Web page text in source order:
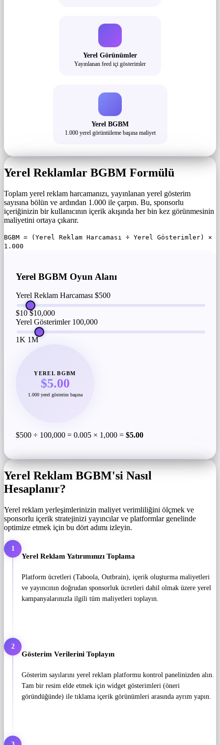
Yerel Görünümler
Yayınlanan feed içi gösterimler
Yerel BGBM
1.000 yerel görüntüleme başına maliyet
Yerel Reklamlar BGBM Formülü
Toplam yerel reklam harcamanızı, yayınlanan yerel gösterim
sayısına bölün ve ardından 1.000 ile çarpın. Bu, sponsorlu
içeriğinizin bir kullanıcının içerik akışında her bin kez görünmesinin
maliyetini ortaya çıkarır.
BGBM = (Yerel Reklam Harcaması ÷ Yerel Gösterimler) ×
1.000
Yerel BGBM Oyun Alanı
Yerel Reklam Harcaması $500
$10 $10,000
Yerel Gösterimler 100,000
1K 1M
YEREL BGBM
$5.00
1.000 yerel gösterim başına
$500 ÷ 100,000 = 0.005 × 1,000 = $5.00
Yerel Reklam BGBM'si Nasıl
Hesaplanır?
Yerel reklam yerleşimlerinizin maliyet verimliliğini ölçmek ve
sponsorlu içerik stratejinizi yayıncılar ve platformlar genelinde
optimize etmek için bu dört adımı izleyin.
1
Yerel Reklam Yatırımınızı Toplama
Platform ücretleri (Taboola, Outbrain), içerik oluşturma maliyetleri
ve yayıncının doğrudan sponsorluk ücretleri dahil olmak üzere yerel
kampanyalarınızla ilgili tüm maliyetleri toplayın.
2
Gösterim Verilerini Toplayın
Gösterim sayılarını yerel reklam platformu kontrol panelinizden alın.
Tam bir resim elde etmek için widget gösterimleri (öneri
göründüğünde) ile tıklama içerik görünümleri arasında ayrım yapın.